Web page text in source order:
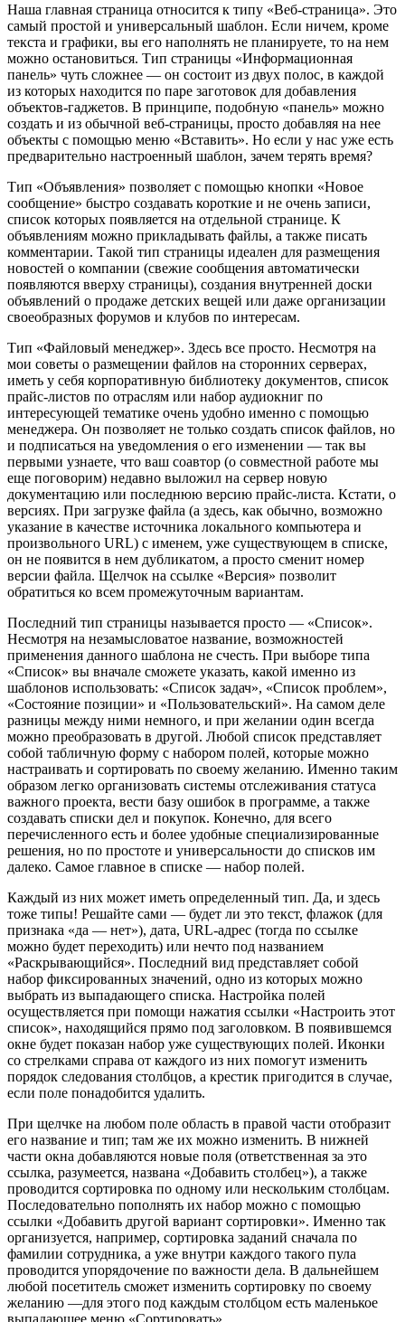
Наша главная страница относится к типу «Веб-страница». Это
самый простой и универсальный шаблон. Если ничем, кроме
текста и графики, вы его наполнять не планируете, то на нем
можно остановиться. Тип страницы «Информационная
панель» чуть сложнее — он состоит из двух полос, в каждой
из которых находится по паре заготовок для добавления
объектов-гаджетов. В принципе, подобную «панель» можно
создать и из обычной веб-страницы, просто добавляя на нее
объекты с помощью меню «Вставить». Но если у нас уже есть
предварительно настроенный шаблон, зачем терять время?
Тип «Объявления» позволяет с помощью кнопки «Новое
сообщение» быстро создавать короткие и не очень записи,
список которых появляется на отдельной странице. К
объявлениям можно прикладывать файлы, а также писать
комментарии. Такой тип страницы идеален для размещения
новостей о компании (свежие сообщения автоматически
появляются вверху страницы), создания внутренней доски
объявлений о продаже детских вещей или даже организации
своеобразных форумов и клубов по интересам.
Тип «Файловый менеджер». Здесь все просто. Несмотря на
мои советы о размещении файлов на сторонних серверах,
иметь у себя корпоративную библиотеку документов, список
прайс-листов по отраслям или набор аудиокниг по
интересующей тематике очень удобно именно с помощью
менеджера. Он позволяет не только создать список файлов, но
и подписаться на уведомления о его изменении — так вы
первыми узнаете, что ваш соавтор (о совместной работе мы
еще поговорим) недавно выложил на сервер новую
документацию или последнюю версию прайс-листа. Кстати, о
версиях. При загрузке файла (а здесь, как обычно, возможно
указание в качестве источника локального компьютера и
произвольного URL) с именем, уже существующем в списке,
он не появится в нем дубликатом, а просто сменит номер
версии файла. Щелчок на ссылке «Версия» позволит
обратиться ко всем промежуточным вариантам.
Последний тип страницы называется просто — «Список».
Несмотря на незамысловатое название, возможностей
применения данного шаблона не счесть. При выборе типа
«Список» вы вначале сможете указать, какой именно из
шаблонов использовать: «Список задач», «Список проблем»,
«Состояние позиции» и «Пользовательский». На самом деле
разницы между ними немного, и при желании один всегда
можно преобразовать в другой. Любой список представляет
собой табличную форму с набором полей, которые можно
настраивать и сортировать по своему желанию. Именно таким
образом легко организовать системы отслеживания статуса
важного проекта, вести базу ошибок в программе, а также
создавать списки дел и покупок. Конечно, для всего
перечисленного есть и более удобные специализированные
решения, но по простоте и универсальности до списков им
далеко. Самое главное в списке — набор полей.
Каждый из них может иметь определенный тип. Да, и здесь
тоже типы! Решайте сами — будет ли это текст, флажок (для
признака «да — нет»), дата, URL-адрес (тогда по ссылке
можно будет переходить) или нечто под названием
«Раскрывающийся». Последний вид представляет собой
набор фиксированных значений, одно из которых можно
выбрать из выпадающего списка. Настройка полей
осуществляется при помощи нажатия ссылки «Настроить этот
список», находящийся прямо под заголовком. В появившемся
окне будет показан набор уже существующих полей. Иконки
со стрелками справа от каждого из них помогут изменить
порядок следования столбцов, а крестик пригодится в случае,
если поле понадобится удалить.
При щелчке на любом поле область в правой части отобразит
его название и тип; там же их можно изменить. В нижней
части окна добавляются новые поля (ответственная за это
ссылка, разумеется, названа «Добавить столбец»), а также
проводится сортировка по одному или нескольким столбцам.
Последовательно пополнять их набор можно с помощью
ссылки «Добавить другой вариант сортировки». Именно так
организуется, например, сортировка заданий сначала по
фамилии сотрудника, а уже внутри каждого такого пула
проводится упорядочение по важности дела. В дальнейшем
любой посетитель сможет изменить сортировку по своему
желанию —для этого под каждым столбцом есть маленькое
выпадающее меню «Сортировать».